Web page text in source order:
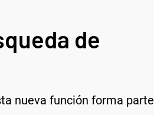
de
nueva función forma parte